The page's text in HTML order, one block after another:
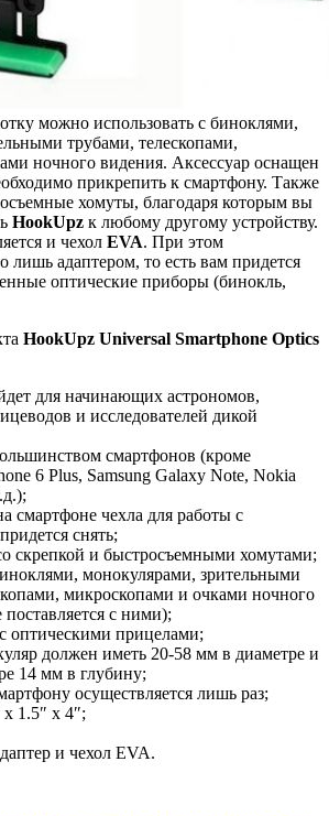
можно использовать с биноклями,
трубами, телескопами,
ночного видения. Аксессуар оснащен
прикрепить к смартфону. Также
хомуты, благодаря которым вы
HookUpz к любому другому устройству.
и чехол EVA. При этом
лишь адаптером, то есть вам придется
оптические приборы (бинокль,
HookUpz Universal Smartphone Optics
для начинающих астрономов,
и исследователей дикой
смартфонов (кроме
6 Plus, Samsung Galaxy Note, Nokia
смартфоне чехла для работы с
снять;
скрепкой и быстросъемными хомутами;
монокулярами, зрительными
микроскопами и очками ночного
с ними);
оптическими прицелами;
должен иметь 20-58 мм в диаметре и
14 мм в глубину;
осуществляется лишь раз;
1.5″ x 4″;
и чехол EVA.